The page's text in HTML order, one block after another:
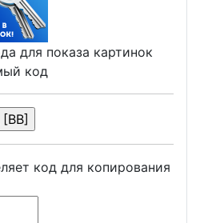
для показа картинок
код
код для копирования